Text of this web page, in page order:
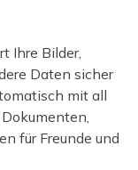
Ihre Bilder,
Daten sicher
mit all
für Freunde und